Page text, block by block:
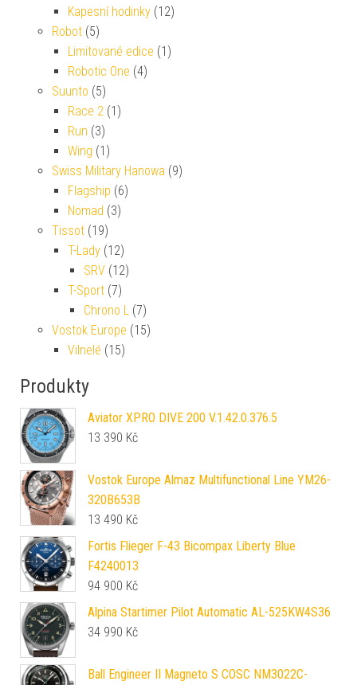
Kapesní hodinky (12)
Robot (5)
Limitované edice (1)
Robotic One (4)
Suunto (5)
Race 2 (1)
Run (3)
Wing (1)
Swiss Military Hanowa (9)
Flagship (6)
Nomad (3)
Tissot (19)
T-Lady (12)
SRV (12)
T-Sport (7)
Chrono L (7)
Vostok Europe (15)
Vilnelé (15)
Produkty
Aviator XPRO DIVE 200 V.1.42.0.376.5
13 390 Kč
Vostok Europe Almaz Multifunctional Line YM26-
320B653B
13 490 Kč
Fortis Flieger F-43 Bicompax Liberty Blue
F4240013
94 900 Kč
Alpina Startimer Pilot Automatic AL-525KW4S36
34 990 Kč
Ball Engineer II Magneto S COSC NM3022C-